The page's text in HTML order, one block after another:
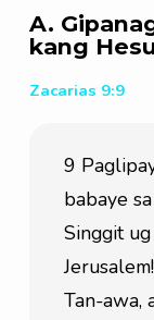
A.
kang
Zacarias 9:9
9
babaye
Singgit
Jerusalem!
Tan-awa,